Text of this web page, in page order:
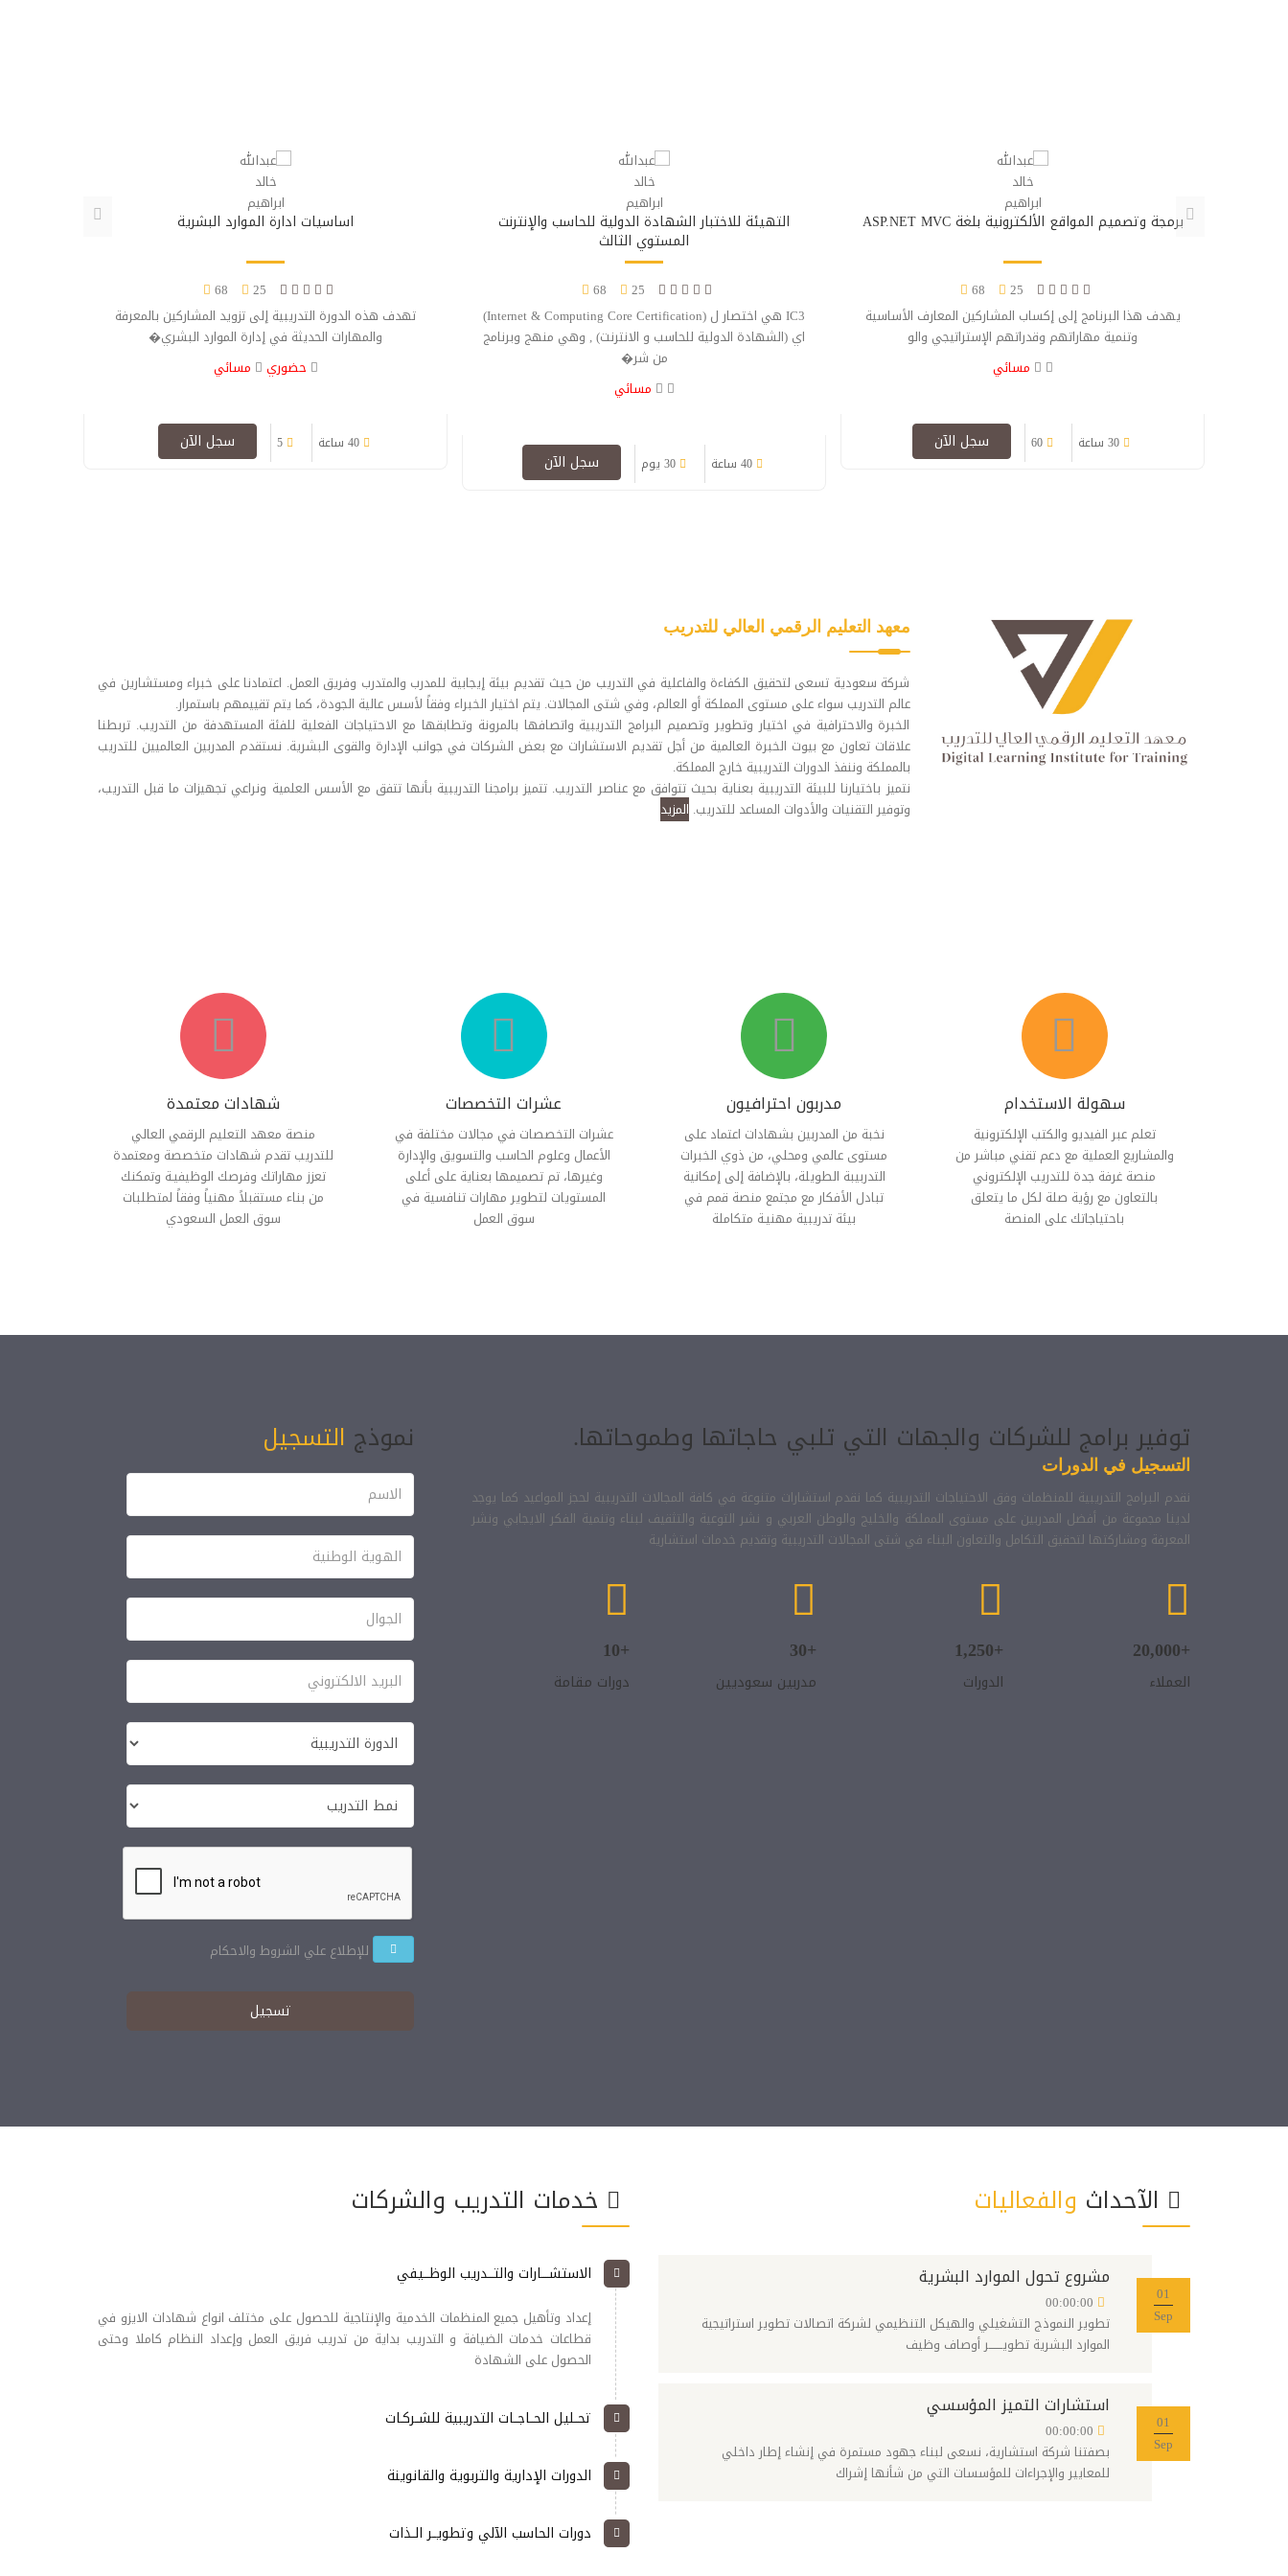
برمجة وتصميم المواقع الألكترونية بلغة ASP.NET MVC
25
68
يهدف هذا البرنامج إلى إكساب المشاركين المعارف الأساسية
وتنمية مهاراتهم وقدراتهم الإستراتيجي والو
مسائي
30 ساعة 60 سجل الآن
التهيئة للاختبار الشهادة الدولية للحاسب والإنترنت
المستوي الثالث
25
68
IC3 هي اختصار ل (Internet & Computing Core Certification)
اي (الشهادة الدولية للحاسب و الانترنت) , وهي منهج وبرنامج
من شر�
مسائي
40 ساعة 30 يوم سجل الآن
اساسيات ادارة الموارد البشرية
25
68
تهدف هذه الدورة التدريبية إلى تزويد المشاركين بالمعرفة
والمهارات الحديثة في إدارة الموارد البشري�
حضوري
مسائي
40 ساعة 5 سجل الآن
معهد التعليم الرقمي العالي للتدريب
شركة سعودية تسعى لتحقيق الكفاءة والفاعلية في التدريب من حيث تقديم بيئة إيجابية للمدرب والمتدرب وفريق العمل. اعتمادنا على خبراء ومستشارين في
عالم التدريب سواء على مستوى المملكة أو العالم، وفي شتى المجالات. يتم اختيار الخبراء وفقاً لأسس عالية الجودة، كما يتم تقييمهم باستمرار.
الخبرة والاحترافية في اختيار وتطوير وتصميم البرامج التدريبية واتصافها بالمرونة وتطابقها مع الاحتياجات الفعلية للفئة المستهدفة من التدريب. تربطنا
علاقات تعاون مع بيوت الخبرة العالمية من أجل تقديم الاستشارات مع بعض الشركات في جوانب الإدارة والقوى البشرية. نستقدم المدربين العالميين للتدريب
بالمملكة وننفذ الدورات التدريبية خارج المملكة.
نتميز باختيارنا للبيئة التدريبية بعناية بحيث تتوافق مع عناصر التدريب. تتميز برامجنا التدريبية بأنها تتفق مع الأسس العلمية ونراعي تجهيزات ما قبل التدريب،
وتوفير التقنيات والأدوات المساعد للتدريب. المزيد
سهولة الاستخدام
تعلم عبر الفیدیو والكتب الإلكترونیة
والمشاریع العملیة مع دعم تقني مباشر من
منصة غرفة جدة للتدريب الإلكتروني
بالتعاون مع رؤية صلة لكل ما یتعلق
باحتیاجاتك على المنصة
مدربون احترافيون
نخبة من المدربین بشھادات اعتماد على
مستوى عالمي ومحلي، من ذوي الخبرات
التدربيبة الطويلة، بالإضافة إلى إمكانية
تبادل الأفكار مع مجتمع منصة قمم في
بیئة تدريبية مهنيـة متكاملة
عشرات التخصصات
عشرات التخصصات في مجالات مختلفة في
الأعمال وعلوم الحاسب والتسویق والإدارة
وغیرھا، تم تصمیمھا بعنایة على أعلى
المستویات لتطویر مھارات تنافسیة في
سوق العمل
شهادات معتمدة
منصة معهد التعليم الرقمي العالي
للتدريب تقدم شھادات متخصصة ومعتمدة
تعزز مھاراتك وفرصك الوظيفيـة وتمكنك
من بناء مستقبلاً مھنیاً وفقاً لمتطلبات
سوق العمل السعودي
توفير برامج للشركات والجهات التي تلبي حاجاتها وطموحاتها.
التسجيل في الدورات
نقدم البرامج التدريبية للمنظمات وفق الاحتياجات التدريبية كما نقدم استشارات متنوعة في كافة المجالات التدريبية لحجز المواعيد كما يوجد
لدينا مجموعة من أفضل المدربين على مستوى المملكة والخليج والوطن العربي و نشر التوعية والتثقيف لبناء وتنمية الفكر الايجابي ونشر
المعرفة ومشاركتها لتحقيق التكامل والتعاون البناء في شتى المجالات التدريبية وتقديم خدمات استشارية
+20,000
العملاء
+1,250
الدورات
+30
مدربين سعوديين
+10
دورات مقامة
نموذج التسجيل
للإطلاع علي الشروط والاحكام
تسجيل
الآحداث والفعاليات
01
Sep
مشروع تحول الموارد البشرية
تطوير النموذج التشغيلي والهيكل التنظيمي لشركة اتصالات تطوير استراتيجية
الموارد البشرية تطويـــــــر أوصاف وظيف
01
Sep
استشارات التميز المؤسسي
بصفتنا شركة استشارية، نسعى لبناء جهود مستمرة في إنشاء إطار داخلي
للمعايير والإجراءات للمؤسسات التي من شأنها إشراك
خدمات التدريب والشركات
الاستشــــارات والتـــدريب الوظـــيفي
إعداد وتأهيل جميع المنظمات الخدمية والإنتاجية للحصول على مختلف انواع شهادات الايزو في
قطاعات خدمات الضيافة و التدريب بداية من تدريب فريق العمل وإعداد النظام كاملا وحتى
الحصول على الشهادة
تحــليل الحــاجــات التدريبية للشــركـات
الدورات الإدارية والتربوية والقانوينة
دورات الحاسب الآلي وتطويــر الــذات